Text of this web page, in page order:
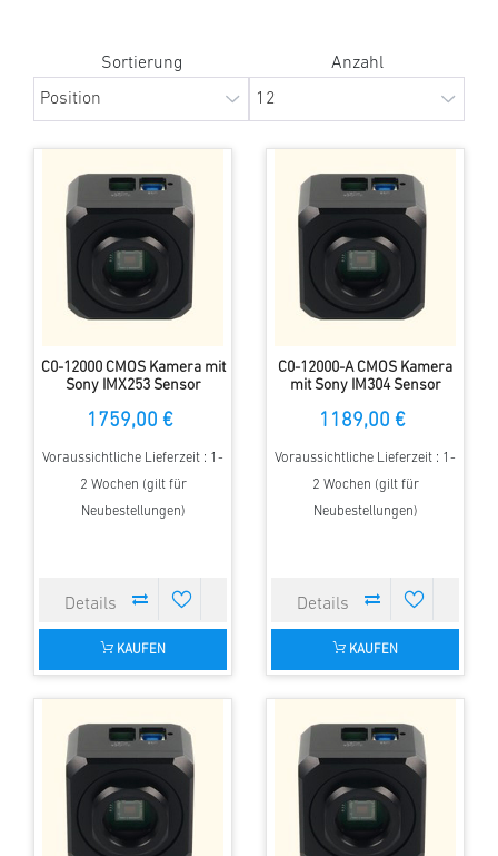
Sortierung Anzahl
C0-12000 CMOS Kamera mit
Sony IMX253 Sensor
1759,00 €
Voraussichtliche Lieferzeit : 1-
2 Wochen (gilt für
Neubestellungen)
KAUFEN
C0-12000-A CMOS Kamera
mit Sony IM304 Sensor
1189,00 €
Voraussichtliche Lieferzeit : 1-
2 Wochen (gilt für
Neubestellungen)
KAUFEN